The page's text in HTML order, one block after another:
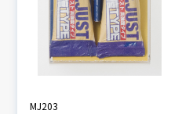
MJ203